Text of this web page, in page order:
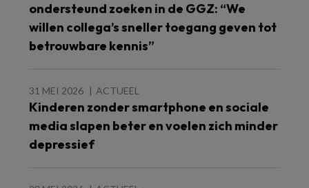
ondersteund zoeken in de GGZ: “We
willen collega’s sneller toegang geven tot
betrouwbare kennis”
31 MEI 2026 ACTUEEL
Kinderen zonder smartphone en sociale
media slapen beter en voelen zich minder
depressief